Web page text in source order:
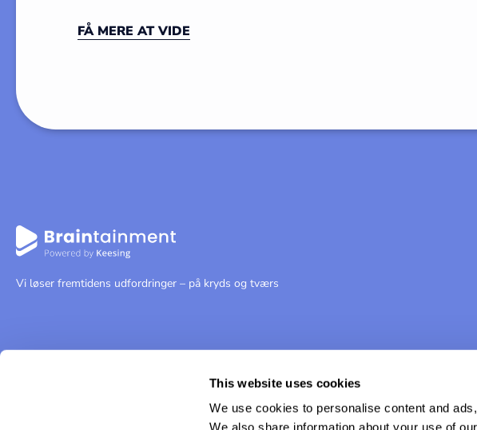
This website uses cookies
We use cookies to personalise content and
We also share information about your use of
FÅ MERE AT VIDE
Vi løser fremtidens udfordringer – på kryds og tværs